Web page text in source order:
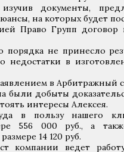
документы,
на которых будет
Право Групп договор
не принесло
недостатки в
в Арбитражный
были добыты
интересы Алексея.
в пользу нашего
556 000 руб., а
14 120 руб.
компании ведет